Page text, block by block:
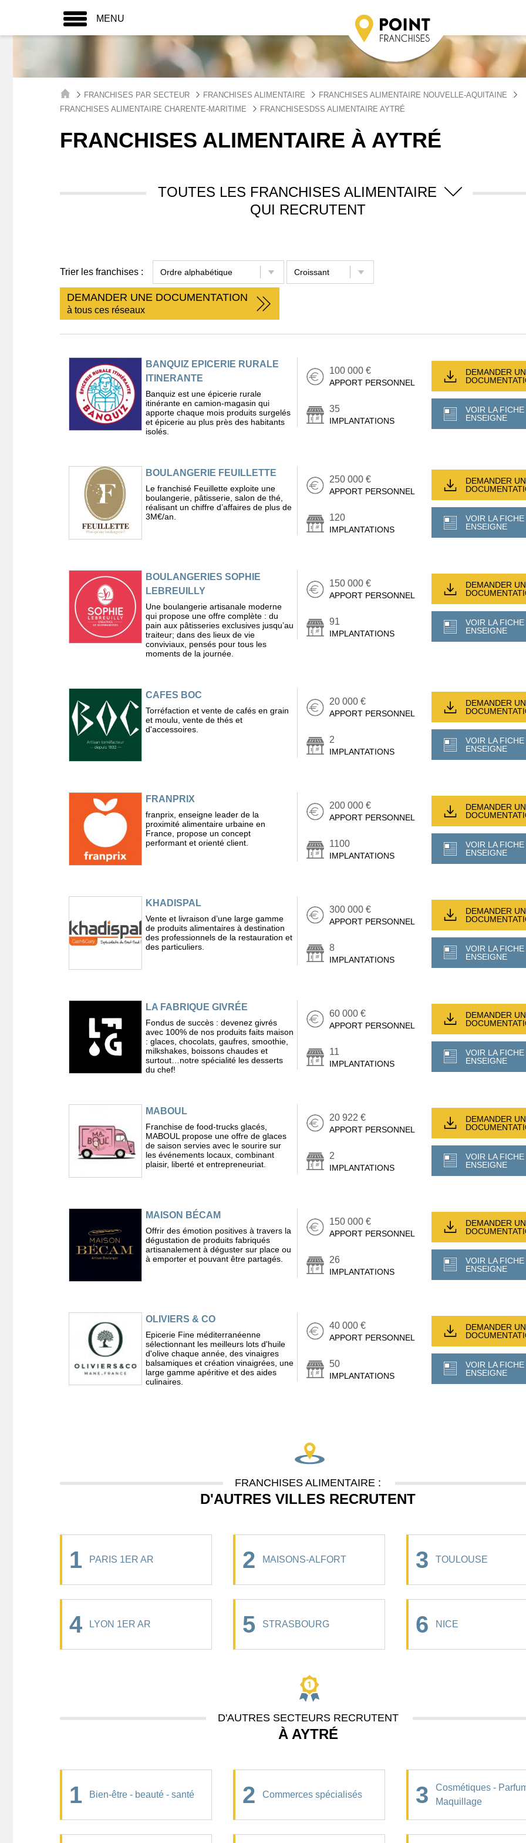
MENU
FRANCHISES PAR SECTEUR FRANCHISES ALIMENTAIRE
FRANCHISES ALIMENTAIRE NOUVELLE-AQUITAINE
FRANCHISES ALIMENTAIRE CHARENTE-MARITIME
FRANCHISESDSS ALIMENTAIRE AYTRÉ
FRANCHISES ALIMENTAIRE À AYTRÉ
TOUTES LES FRANCHISES ALIMENTAIRE
QUI RECRUTENT
Trier les franchises :
DEMANDER UNE DOCUMENTATION
à tous ces réseaux
BANQUIZ EPICERIE RURALE
ITINERANTE
Banquiz est une épicerie rurale
itinérante en camion-magasin qui
apporte chaque mois produits surgelés
et épicerie au plus près des habitants
isolés.
100 000 €
APPORT PERSONNEL
35
IMPLANTATIONS
DEMANDER
VOIR LA FICHE
ENSEIGNE
BOULANGERIE FEUILLETTE
Le franchisé Feuillette exploite une
boulangerie, pâtisserie, salon de thé,
réalisant un chiffre d’affaires de plus de
3M€/an.
250 000 €
APPORT PERSONNEL
120
IMPLANTATIONS
DEMANDER
VOIR LA FICHE
ENSEIGNE
BOULANGERIES SOPHIE
LEBREUILLY
Une boulangerie artisanale moderne
qui propose une offre complète : du
pain aux pâtisseries exclusives jusqu’au
traiteur; dans des lieux de vie
conviviaux, pensés pour tous les
moments de la journée.
150 000 €
APPORT PERSONNEL
91
IMPLANTATIONS
DEMANDER
VOIR LA FICHE
ENSEIGNE
CAFES BOC
Torréfaction et vente de cafés en grain
et moulu, vente de thés et
d'accessoires.
20 000 €
APPORT PERSONNEL
2
IMPLANTATIONS
DEMANDER
VOIR LA FICHE
ENSEIGNE
FRANPRIX
franprix, enseigne leader de la
proximité alimentaire urbaine en
France, propose un concept
performant et orienté client.
200 000 €
APPORT PERSONNEL
1100
IMPLANTATIONS
DEMANDER
VOIR LA FICHE
ENSEIGNE
KHADISPAL
Vente et livraison d’une large gamme
de produits alimentaires à destination
des professionnels de la restauration et
des particuliers.
300 000 €
APPORT PERSONNEL
8
IMPLANTATIONS
DEMANDER
VOIR LA FICHE
ENSEIGNE
LA FABRIQUE GIVRÉE
Fondus de succès : devenez givrés
avec 100% de nos produits faits maison
: glaces, chocolats, gaufres, smoothie,
milkshakes, boissons chaudes et
surtout…notre spécialité les desserts
du chef!
60 000 €
APPORT PERSONNEL
11
IMPLANTATIONS
DEMANDER
VOIR LA FICHE
ENSEIGNE
MABOUL
Franchise de food-trucks glacés,
MABOUL propose une offre de glaces
de saison servies avec le sourire sur
les événements locaux, combinant
plaisir, liberté et entrepreneuriat.
20 922 €
APPORT PERSONNEL
2
IMPLANTATIONS
DEMANDER
VOIR LA FICHE
ENSEIGNE
MAISON BÉCAM
Offrir des émotion positives à travers la
dégustation de produits fabriqués
artisanalement à déguster sur place ou
à emporter et pouvant être partagés.
150 000 €
APPORT PERSONNEL
26
IMPLANTATIONS
DEMANDER
VOIR LA FICHE
ENSEIGNE
OLIVIERS & CO
Epicerie Fine méditerranéenne
sélectionnant les meilleurs lots d'huile
d'olive chaque année, des vinaigres
balsamiques et création vinaigrées, une
large gamme apéritive et des aides
culinaires.
40 000 €
APPORT PERSONNEL
50
IMPLANTATIONS
DEMANDER
VOIR LA FICHE
ENSEIGNE
FRANCHISES ALIMENTAIRE :
D'AUTRES VILLES RECRUTENT
1 PARIS 1ER AR 2 MAISONS-ALFORT 3 TOULOUSE
4 LYON 1ER AR 5 STRASBOURG 6 NICE
D'AUTRES SECTEURS RECRUTENT
À AYTRÉ
1 Bien-être - beauté - santé 2 Commerces spécialisés 3
Cosmétiques -
Maquillage